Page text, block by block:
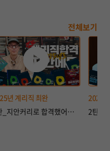
전체보기
년 계리직 최완
2탄_지안커리로 합격했어요⭐｜💌2025년도 우정9급 계리직 합격💌
2025